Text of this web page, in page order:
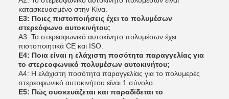
κατασκευασμένο στην Κίνα.
Ε3: Ποιες πιστοποιήσεις έχει το πολυμέσων
στερεόφωνο αυτοκινήτου;
Α3: Το στερεοφωνικό αυτοκίνητο πολυμέσων έχει
πιστοποιητικά CE και ISO.
Ε4: Ποια είναι η ελάχιστη ποσότητα παραγγελίας για
το στερεοφωνικό πολυμέσων αυτοκινήτου;
Α4: Η ελάχιστη ποσότητα παραγγελίας για το πολυμερές
στερεοφωνικό αυτοκινήτου είναι 1 σύνολο.
Ε5: Πώς συσκευάζεται και παραδίδεται το